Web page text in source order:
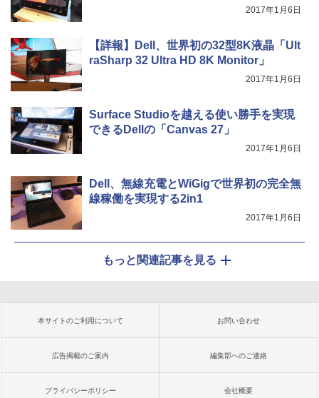
2017年1月6日
【詳報】Dell、世界初の32型8K液晶「Ult
raSharp 32 Ultra HD 8K Monitor」
2017年1月6日
Surface Studioを越える使い勝手を実現
できるDellの「Canvas 27」
2017年1月6日
Dell、無線充電とWiGigで世界初の完全無
線稼働を実現する2in1
2017年1月6日
もっと関連記事を見る
本サイトのご利用について お問い合わせ
広告掲載のご案内 編集部へのご連絡
プライバシーポリシー 会社概要